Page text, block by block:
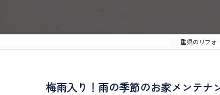
三重県のリフォ
梅雨入り！雨の季節のお家メンテナ